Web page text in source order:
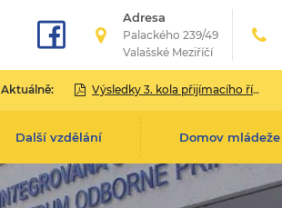
Adresa
Palackého 239/49
Valašské Meziříčí
Aktuálně: Výsledky 3. kola přijímacího řízení pro školní rok 2026/2027
Další vzdělání Domov mládeže